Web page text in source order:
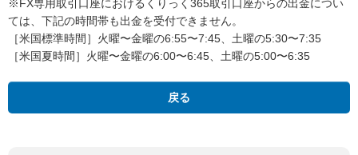
※FX専用取引口座におけるくりっく365取引口座からの出金につい
ては、下記の時間帯も出金を受付できません。
［米国標準時間］火曜〜金曜の6:55〜7:45、土曜の5:30〜7:35
［米国夏時間］火曜〜金曜の6:00〜6:45、土曜の5:00〜6:35
戻る